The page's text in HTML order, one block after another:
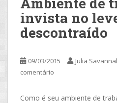
invista no
descontraído
09/03/2015 Julia
comentário
Como é seu ambiente de